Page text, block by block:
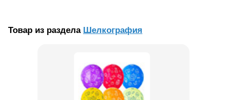
Товар из раздела Шелкография